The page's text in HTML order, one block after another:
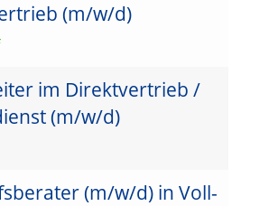
(m/w/d)
im Direktvertrieb /
(m/w/d)
(m/w/d) in Voll-